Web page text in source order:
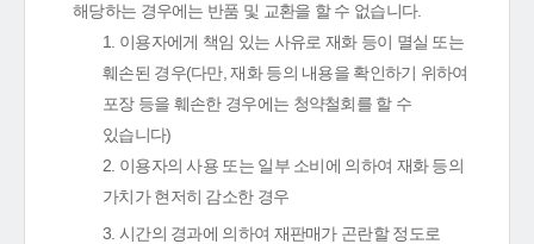
해당하는 경우에는 반품 및 교환을 할 수 없습니다.
1. 이용자에게 책임 있는 사유로 재화 등이 멸실 또는
훼손된 경우(다만, 재화 등의 내용을 확인하기 위하여
포장 등을 훼손한 경우에는 청약철회를 할 수
있습니다)
2. 이용자의 사용 또는 일부 소비에 의하여 재화 등의
가치가 현저히 감소한 경우
3. 시간의 경과에 의하여 재판매가 곤란할 정도로